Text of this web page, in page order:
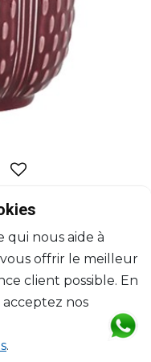
qui nous aide à
offrir le meilleur
client possible. En
nos
.